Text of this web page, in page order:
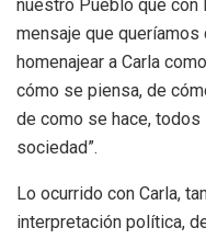
nuestro Pueblo que
mensaje que queríamos
homenajear a Carla
cómo se piensa, de
de como se hace,
sociedad”.
Lo ocurrido con Carla,
interpretación política,